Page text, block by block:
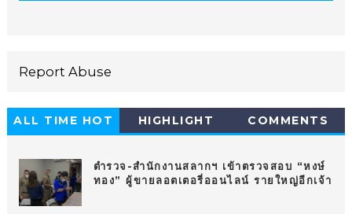
Report Abuse
ALL TIME HOT
HIGHLIGHT COMMENTS
ตำรวจ-สำนักงานสลากฯ เข้าตรวจสอบ “หงษ์
ทอง” ผู้ขายลอตเตอรี่ออนไลน์ รายใหญ่อีกเจ้า